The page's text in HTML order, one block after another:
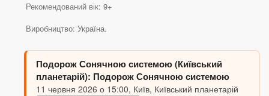
Рекомендований вік: 9+
Виробництво: Україна.
Подорож Сонячною системою (Київський
планетарій): Подорож Сонячною системою
11 червня 2026 о 15:00, Київ, Київський планетарій